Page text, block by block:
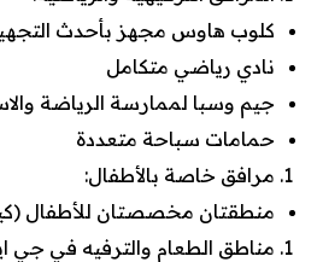
كلوب هاوس مجهز بأحدث
نادي رياضي متكامل
جيم وسبا لممارسة الرياضة
حمامات سباحة متعددة
مرافق خاصة بالأطفال:
منطقتان مخصصتان للأطفال
مناطق الطعام والترفيه في جي